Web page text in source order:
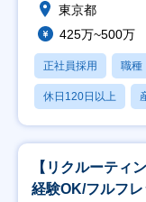
東京都
425万~500万
正社員採用 職種
休日120日以上
【リクルーティ
経験OK/フルフ